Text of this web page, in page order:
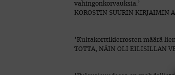
vahingonkorvauksia.’
KOROSTIN SUURIN KIRJAIMIN
’Kultakorttikierrosten määrä
TOTTA, NÄIN OLI EILISILLAN